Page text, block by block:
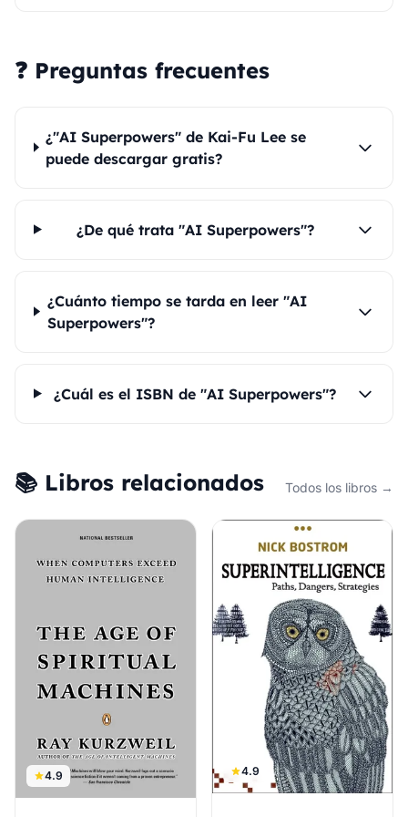
❓ Preguntas frecuentes
¿"AI Superpowers" de Kai-Fu Lee se
puede descargar gratis?
¿De qué trata "AI Superpowers"?
¿Cuánto tiempo se tarda en leer "AI
Superpowers"?
¿Cuál es el ISBN de "AI Superpowers"?
📚 Libros relacionados Todos los libros →
4.9 4.9